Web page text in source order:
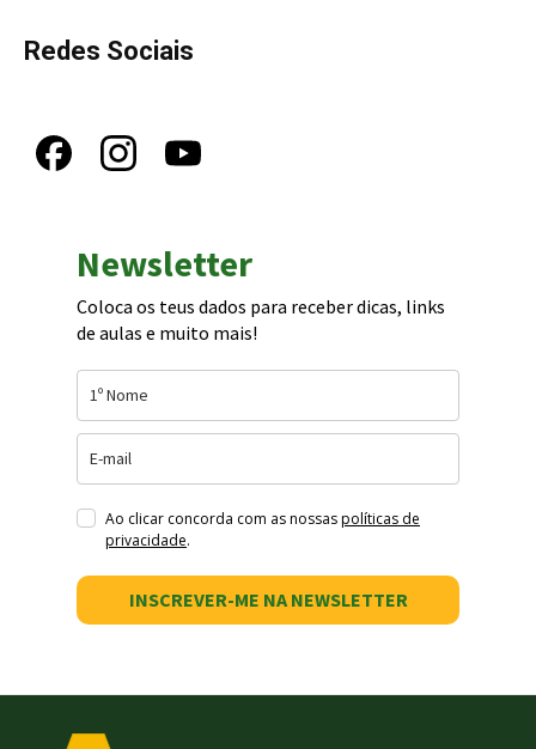
Redes Sociais
Newsletter
Coloca os teus dados para receber dicas, links
de aulas e muito mais!
Ao clicar concorda com as nossaspolíticas de
privacidade.
INSCREVER-ME NA NEWSLETTER